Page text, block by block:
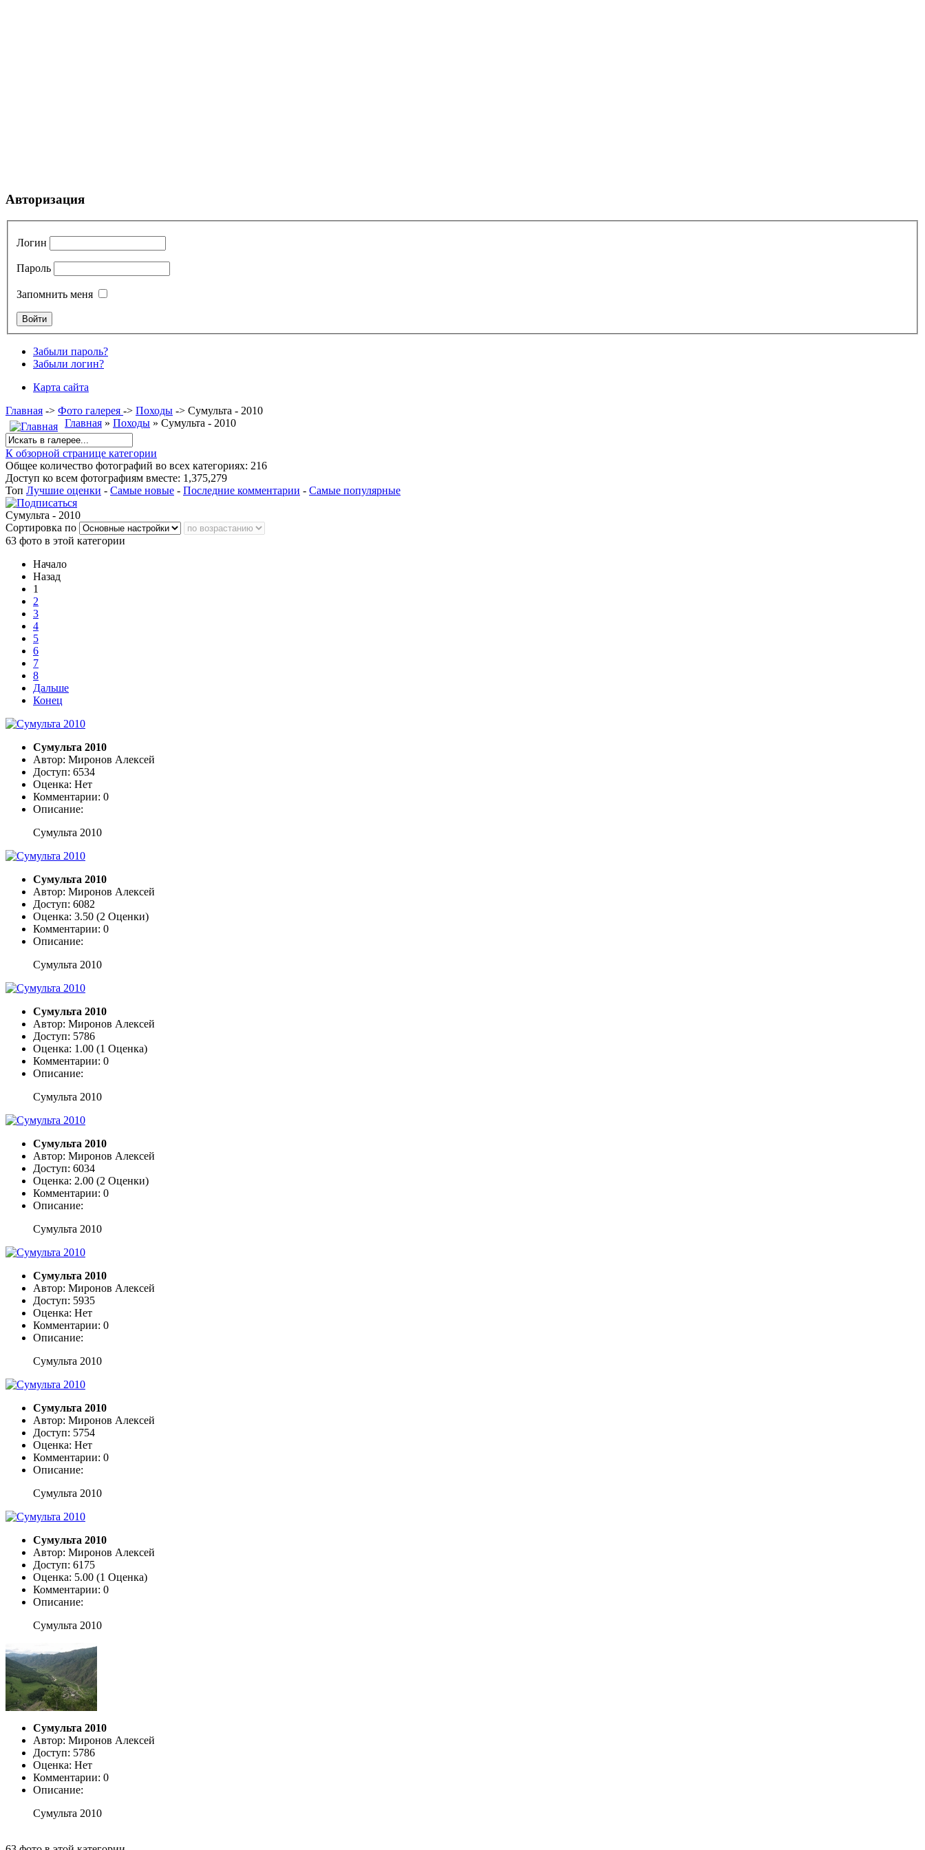
Авторизация
Логин
Пароль
Запомнить меня
Забыли пароль?
Забыли логин?
Карта сайта
Главная -> Фото галерея -> Походы -> Сумульта - 2010
Главная » Походы » Сумульта - 2010
К обзорной странице категории
Общее количество фотографий во всех категориях: 216
Доступ ко всем фотографиям вместе: 1,375,279
Топ Лучшие оценки - Самые новые - Последние комментарии - Самые популярные
Сумульта - 2010
Сортировка по
63 фото в этой категории
Начало
Назад
1
2
3
4
5
6
7
8
Дальше
Конец
Сумульта 2010
Автор: Миронов Алексей
Доступ: 6534
Оценка: Нет
Комментарии: 0
Описание:
Сумульта 2010
Сумульта 2010
Автор: Миронов Алексей
Доступ: 6082
Оценка: 3.50 (2 Оценки)
Комментарии: 0
Описание:
Сумульта 2010
Сумульта 2010
Автор: Миронов Алексей
Доступ: 5786
Оценка: 1.00 (1 Оценка)
Комментарии: 0
Описание:
Сумульта 2010
Сумульта 2010
Автор: Миронов Алексей
Доступ: 6034
Оценка: 2.00 (2 Оценки)
Комментарии: 0
Описание:
Сумульта 2010
Сумульта 2010
Автор: Миронов Алексей
Доступ: 5935
Оценка: Нет
Комментарии: 0
Описание:
Сумульта 2010
Сумульта 2010
Автор: Миронов Алексей
Доступ: 5754
Оценка: Нет
Комментарии: 0
Описание:
Сумульта 2010
Сумульта 2010
Автор: Миронов Алексей
Доступ: 6175
Оценка: 5.00 (1 Оценка)
Комментарии: 0
Описание:
Сумульта 2010
Сумульта 2010
Автор: Миронов Алексей
Доступ: 5786
Оценка: Нет
Комментарии: 0
Описание:
Сумульта 2010